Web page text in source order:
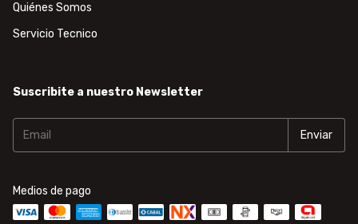
Quiénes Somos
Servicio Tecnico
Suscribite a nuestro Newsletter
Medios de pago